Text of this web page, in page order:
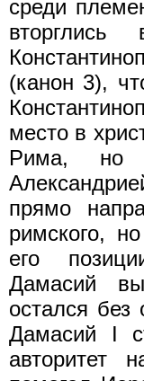
среди
(канон 3),
место в
Рима, но
прямо
римского,
его
Дамасий
остался без
Дамасий I